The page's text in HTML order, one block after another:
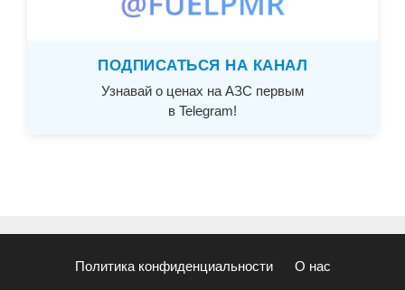
ПОДПИСАТЬСЯ НА КАНАЛ
Узнавай о ценах на АЗС первым
в Telegram!
Политика конфиденциальности О нас